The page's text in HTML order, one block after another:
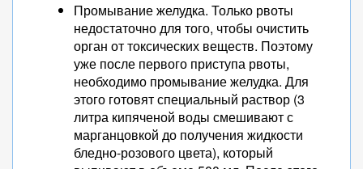
Промывание желудка. Только рвоты
недостаточно для того, чтобы очистить
орган от токсических веществ. Поэтому
уже после первого приступа рвоты,
необходимо промывание желудка. Для
этого готовят специальный раствор (3
литра кипяченой воды смешивают с
марганцовкой до получения жидкости
бледно-розового цвета), который